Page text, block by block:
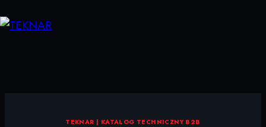
Przejdź
do
TEKNAR | KATALOG TECHNICZNY B2B